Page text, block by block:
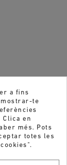
a fins
te
Clica en
més. Pots
totes les